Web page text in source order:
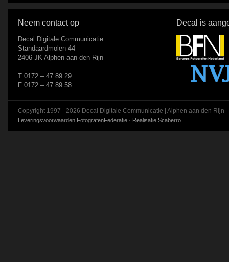
Neem contact op
Decal Digitale Communicatie
Standaardmolen 44
2406 JK Alphen aan den Rijn
T 0172 – 47 89 29
F 0172 – 47 89 58
Decal is
Copyright 1997 - 2026 Decal Digitale Communicatie | Alphen aan den Rijn
Leveringsvoorwaarden FotografenFederatie · Realisatie Scaberro